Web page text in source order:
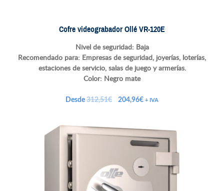
Cofre videograbador Ollé VR-120E
Nivel de seguridad: Baja
Recomendado para: Empresas de seguridad, joyerías, loterías,
estaciones de servicio, salas de juego y armerías.
Color: Negro mate
Desde312,51€
El
era:
312,51€.
204,96€El
es:
204,96€.
+ IVA